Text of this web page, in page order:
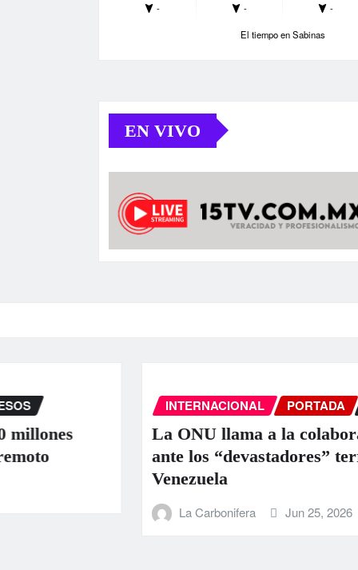
-
-
-
El tiempo en Sabinas
EN VIVO
INTERNACIONAL PORTADA
La ONU llama a la colaboración
ante los “devastadores”
Venezuela
La Carbonifera Jun 25, 2026